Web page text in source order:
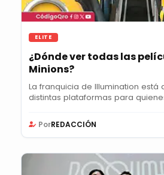
ELITE
¿Dónde ver todas las
Minions?
La franquicia de Illumination está
distintas plataformas para
PorREDACCIÓN